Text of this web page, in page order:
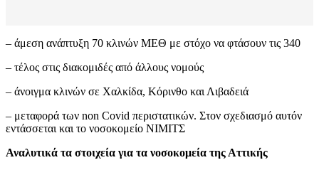
– άμεση ανάπτυξη 70 κλινών ΜΕΘ με στόχο να φτάσουν τις 340
– τέλος στις διακομιδές από άλλους νομούς
– άνοιγμα κλινών σε Χαλκίδα, Κόρινθο και Λιβαδειά
– μεταφορά των non Covid περιστατικών. Στον σχεδιασμό αυτόν
εντάσσεται και το νοσοκομείο ΝΙΜΙΤΣ
Αναλυτικά τα στοιχεία για τα νοσοκομεία της Αττικής